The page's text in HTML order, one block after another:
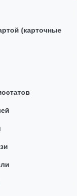
(карточные